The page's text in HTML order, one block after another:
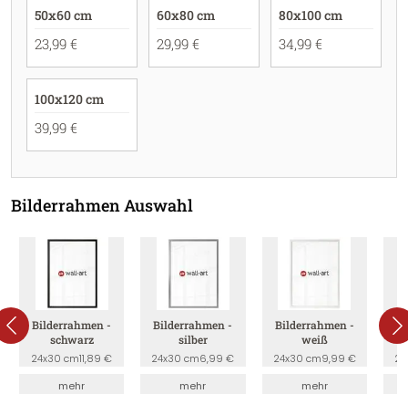
50x60 cm
23,99 €
60x80 cm
29,99 €
80x100 cm
34,99 €
100x120 cm
39,99 €
Bilderrahmen Auswahl
Bilderrahmen -
schwarz
24x30 cm11,89 €
mehr
Bilderrahmen -
silber
24x30 cm6,99 €
mehr
Bilderrahmen -
weiß
24x30 cm9,99 €
mehr